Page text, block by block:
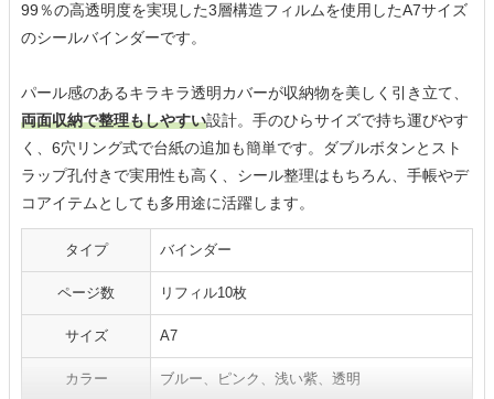
99％の高透明度を実現した3層構造フィルムを使用したA7サイズ
のシールバインダーです。
パール感のあるキラキラ透明カバーが収納物を美しく引き立て、
両面収納で整理もしやすい設計。手のひらサイズで持ち運びやす
く、6穴リング式で台紙の追加も簡単です。ダブルボタンとスト
ラップ孔付きで実用性も高く、シール整理はもちろん、手帳やデ
コアイテムとしても多用途に活躍します。
タイプ バインダー
ページ数 リフィル10枚
サイズ A7
カラー ブルー、ピンク、浅い紫、透明